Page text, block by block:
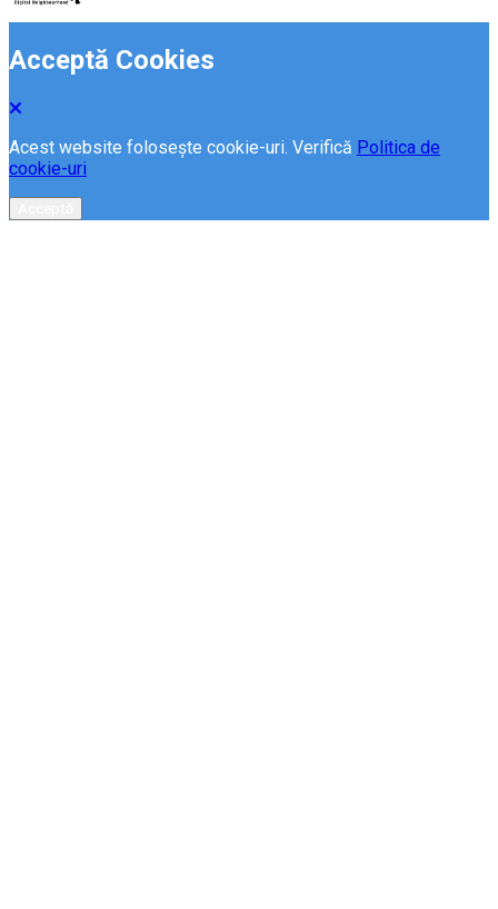
Acceptă Cookies
Acest website folosește cookie-uri. Verifică Politica de
cookie-uri